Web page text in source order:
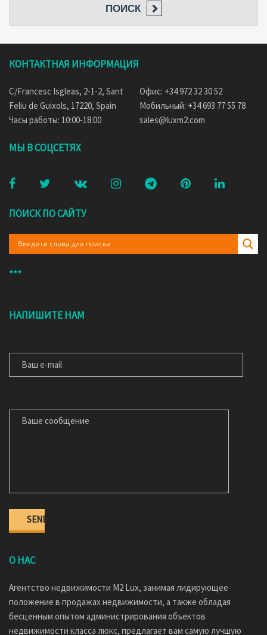
ПОИСК
КОНТАКТНАЯ ИНФОРМАЦИЯ
C/Francesc Isgleas, 2-1-2, Sant
Feliu de Guixols, 17220, Spain
Часы работы: 10:00-18:00
Офис: +34 972 32 30 52
Мобильный: +34 693 77 55 78
sales@luxm2.com
МЫ В СОЦСЕТЯХ
ПОИСК ПО САЙТУ
***
НАПИШИТЕ НАМ
О НАС
Агентство недвижимости M2 Lux, занимая лидирующее
положение в продажах недвижимости, а также обладая
бесценным опытом администрирования объектов
недвижимости класса люкс, предлагает вам самую лучшую